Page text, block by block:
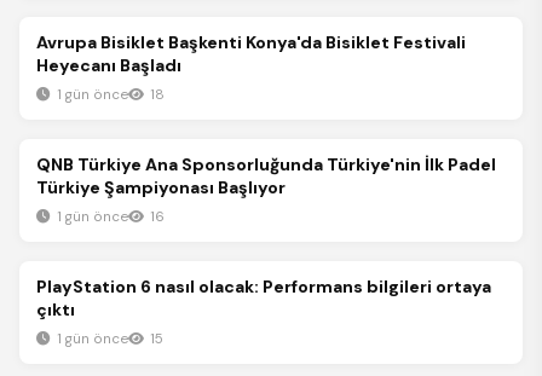
Spor
Avrupa Bisiklet Başkenti Konya'da Bisiklet Festivali
Heyecanı Başladı
1 gün önce 18
Spor
QNB Türkiye Ana Sponsorluğunda Türkiye'nin İlk Padel
Türkiye Şampiyonası Başlıyor
1 gün önce 16
Spor
PlayStation 6 nasıl olacak: Performans bilgileri ortaya
çıktı
1 gün önce 15